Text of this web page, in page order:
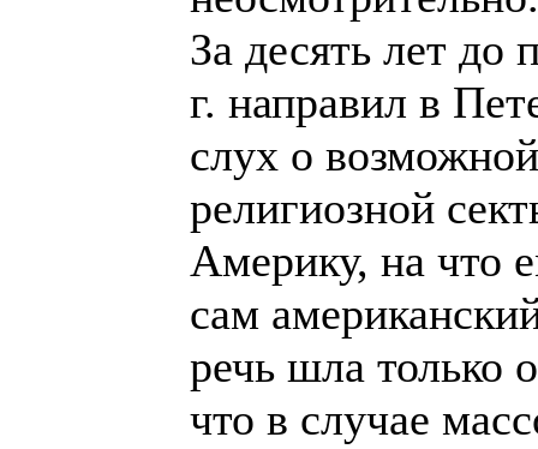
За десять лет
г. направил в
слух о
религиозной
Америку, на что
сам
речь шла только
что в случае